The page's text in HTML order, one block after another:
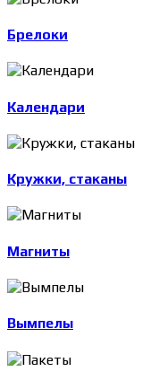
Брелоки
Календари
Кружки, стаканы
Магниты
Вымпелы